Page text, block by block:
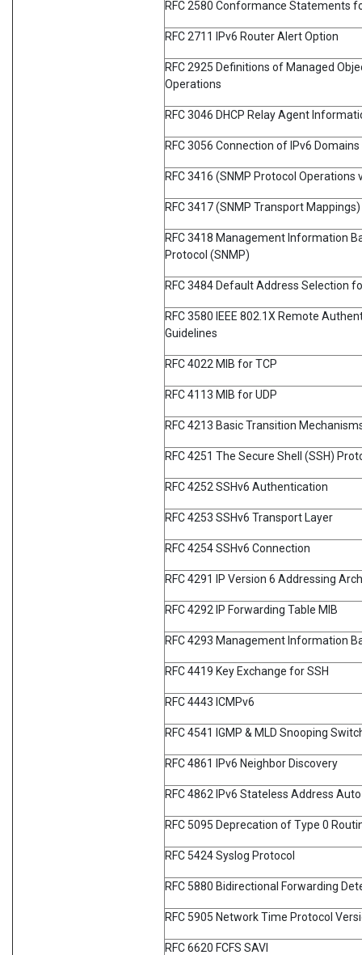
RFC 2580 Conformance Statements
RFC 2711 IPv6 Router Alert Option
RFC 2925 Definitions of Managed
Operations
RFC 3046 DHCP Relay Agent
RFC 3056 Connection of IPv6
RFC 3416 (SNMP Protocol Operations
RFC 3417 (SNMP Transport Mappings)
RFC 3418 Management Information
Protocol (SNMP)
RFC 3484 Default Address Selection
RFC 3580 IEEE 802.1X Remote
Guidelines
RFC 4022 MIB for TCP
RFC 4113 MIB for UDP
RFC 4213 Basic Transition
RFC 4251 The Secure Shell (SSH)
RFC 4252 SSHv6 Authentication
RFC 4253 SSHv6 Transport Layer
RFC 4254 SSHv6 Connection
RFC 4291 IP Version 6 Addressing
RFC 4292 IP Forwarding Table MIB
RFC 4293 Management Information
RFC 4419 Key Exchange for SSH
RFC 4443 ICMPv6
RFC 4541 IGMP & MLD Snooping
RFC 4861 IPv6 Neighbor Discovery
RFC 4862 IPv6 Stateless Address
RFC 5095 Deprecation of Type 0
RFC 5424 Syslog Protocol
RFC 5880 Bidirectional Forwarding
RFC 5905 Network Time Protocol
RFC 6620 FCFS SAVI